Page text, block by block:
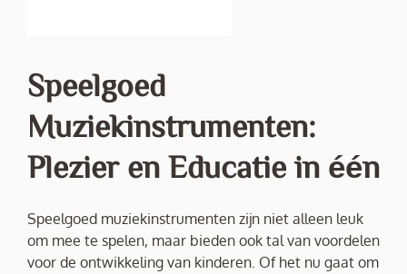
Speelgoed
Muziekinstrumenten:
Plezier en Educatie in één
Speelgoed muziekinstrumenten zijn niet alleen leuk
om mee te spelen, maar bieden ook tal van voordelen
voor de ontwikkeling van kinderen. Of het nu gaat om